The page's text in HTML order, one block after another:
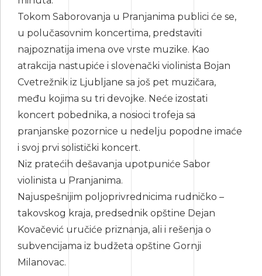
Tokom Saborovanja u Pranjanima publici će se,
u polučasovnim koncertima, predstaviti
najpoznatija imena ove vrste muzike. Kao
atrakcija nastupiće i slovenački violinista Bojan
Cvetrežnik iz Ljubljane sa još pet muzičara,
među kojima su tri devojke. Neće izostati
koncert pobednika, a nosioci trofeja sa
pranjanske pozornice u nedelju popodne imaće
i svoj prvi solistički koncert.
Niz pratećih dešavanja upotpuniće Sabor
violinista u Pranjanima.
Najuspešnijim poljoprivrednicima rudničko –
takovskog kraja, predsednik opštine Dejan
Kovačević uručiće priznanja, ali i rešenja o
subvencijama iz budžeta opštine Gornji
Milanovac.